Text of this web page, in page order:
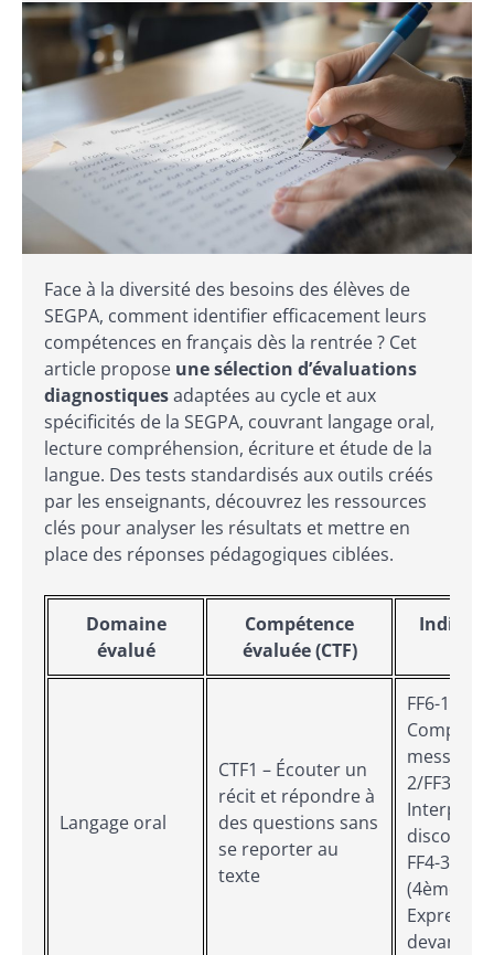
Face à la diversité des besoins des élèves de
SEGPA, comment identifier efficacement leurs
compétences en français dès la rentrée ? Cet
article propose une sélection d’évaluations
diagnostiquesadaptées au cycle et aux
spécificités de la SEGPA, couvrant langage oral,
lecture compréhension, écriture et étude de la
langue. Des tests standardisés aux outils créés
par les enseignants, découvrez les ressources
clés pour analyser les résultats et mettre en
place des réponses pédagogiques ciblées.
Domaine
évalué
Compétence
évaluée (CTF)
Langage oral
CTF1 – Écouter un
récit et répondre à
des questions sans
se reporter au
texte
FF6-1
2/FF3-2
discours
FF4-3/
(4ème/
devant